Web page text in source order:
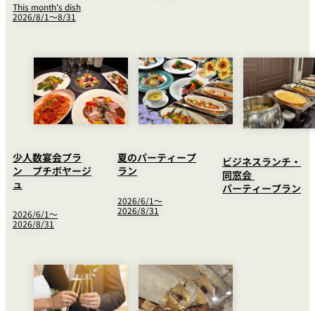
This month's dish
2026/8/1～8/31
少人数宴会プラ
ン プチボヤージ
ュ
2026/6/1～
2026/8/31
夏のパーティープ
ラン
2026/6/1～
2026/8/31
ビジネスランチ・
同窓会
パーティープラン